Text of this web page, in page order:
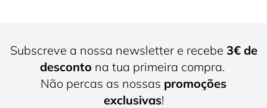
Subscreve a nossa newsletter e recebe 3€ de
desconto na tua primeira compra.
Não percas as nossas promoções
exclusivas!